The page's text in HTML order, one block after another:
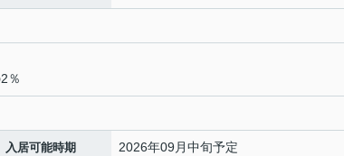
％
入居可能時期 2026年09月中旬予定